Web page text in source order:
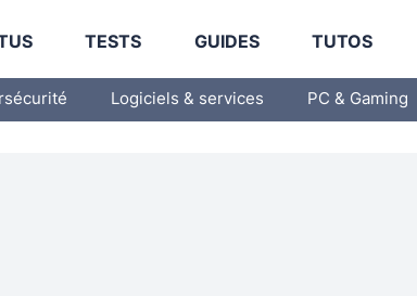
TESTS GUIDES TUTOS
Logiciels & services PC & Gaming